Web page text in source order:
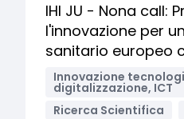
IHI JU - Nona call:
l'innovazione per
sanitario europeo
Innovazione
digitalizzazione, ICT
Ricerca Scientifica